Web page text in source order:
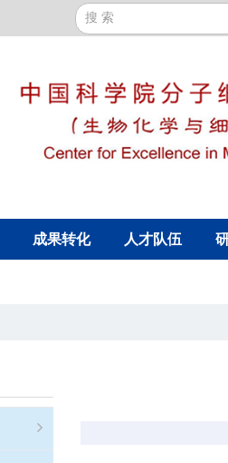
成果转化 人才队伍